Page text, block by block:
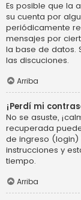
Es posible que la
su cuenta por
periódicamente
mensajes por
la base de datos.
las discuciones.
Arriba
¡Perdí mi
No se asuste,
recuperada
de ingreso (login)
instrucciones y
tiempo.
Arriba